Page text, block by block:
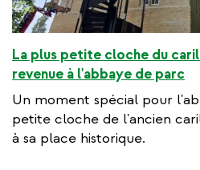
La plus petite cloche du
revenue à l'abbaye de parc
Un moment spécial pour
petite cloche de l'ancien
à sa place historique.